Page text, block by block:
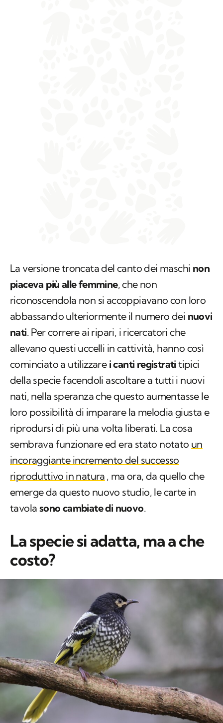
La versione troncata del canto dei maschi non
piaceva più alle femmine, che non
riconoscendola non si accoppiavano con loro
abbassando ulteriormente il numero dei nuovi
nati. Per correre ai ripari, i ricercatori che
allevano questi uccelli in cattività, hanno così
cominciato a utilizzare i canti registrati tipici
della specie facendoli ascoltare a tutti i nuovi
nati, nella speranza che questo aumentasse le
loro possibilità di imparare la melodia giusta e
riprodursi di più una volta liberati. La cosa
sembrava funzionare ed era stato notato un
incoraggiante incremento del successo
riproduttivo in natura , ma ora, da quello che
emerge da questo nuovo studio, le carte in
tavola sono cambiate di nuovo.
La specie si adatta, ma a che
costo?